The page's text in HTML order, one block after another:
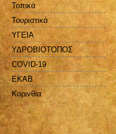
Τοπικά
Τουριστικά
ΥΓΕΙΑ
ΥΔΡΟΒΙΟΤΟΠΟΣ
COVID-19
EKAB
Kορινθία